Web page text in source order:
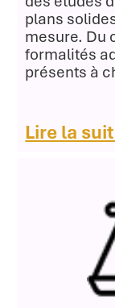
plans
mesure. Du
formalités
présents à
Lire la